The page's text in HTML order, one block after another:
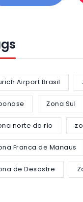
Airport Brasil
Zona Sul
norte do rio
Franca de Manaus
de Desastre